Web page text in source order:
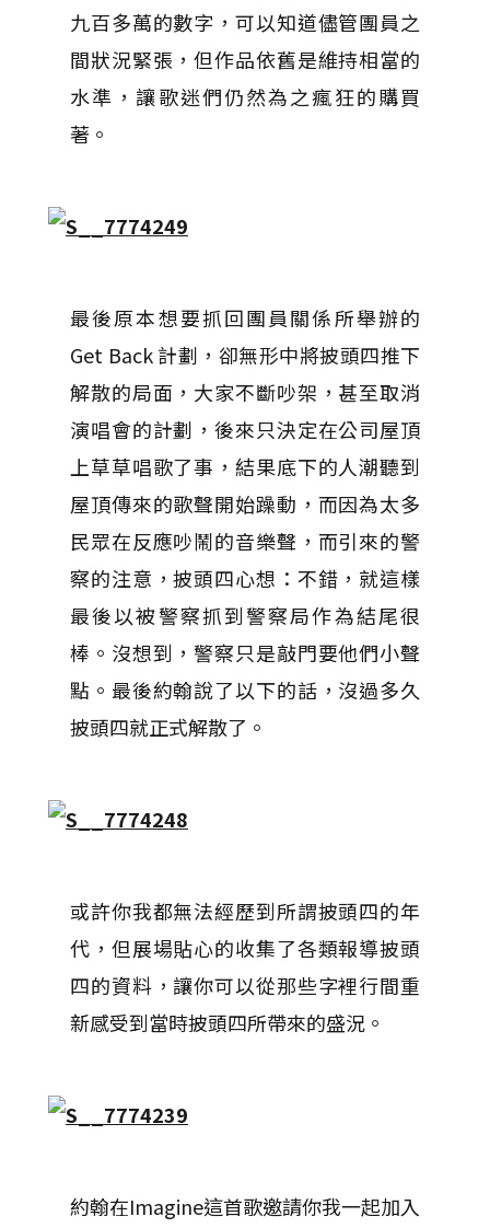
九百多萬的數字，可以知道儘管團員之
間狀況緊張，但作品依舊是維持相當的
水準，讓歌迷們仍然為之瘋狂的購買
著。
最後原本想要抓回團員關係所舉辦的
Get Back 計劃，卻無形中將披頭四推下
解散的局面，大家不斷吵架，甚至取消
演唱會的計劃，後來只決定在公司屋頂
上草草唱歌了事，結果底下的人潮聽到
屋頂傳來的歌聲開始躁動，而因為太多
民眾在反應吵鬧的音樂聲，而引來的警
察的注意，披頭四心想：不錯，就這樣
最後以被警察抓到警察局作為結尾很
棒。沒想到，警察只是敲門要他們小聲
點。最後約翰說了以下的話，沒過多久
披頭四就正式解散了。
或許你我都無法經歷到所謂披頭四的年
代，但展場貼心的收集了各類報導披頭
四的資料，讓你可以從那些字裡行間重
新感受到當時披頭四所帶來的盛況。
約翰在Imagine這首歌邀請你我一起加入